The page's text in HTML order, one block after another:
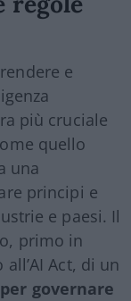
e
più cruciale
quello
una
principi e
e paesi. Il
primo in
Act, di un
governare